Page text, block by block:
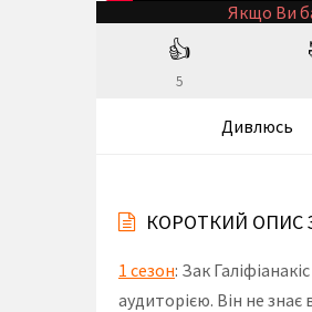
Якщо Ви
👍
5
Дивлюсь
КОРОТКИЙ ОПИС
1 сезон: Зак
аудиторією. Він не